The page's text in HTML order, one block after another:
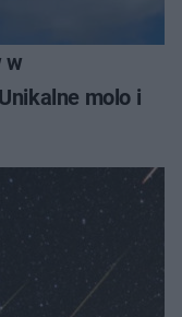
w
molo i